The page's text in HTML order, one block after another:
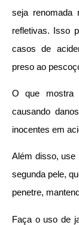
seja renomada
refletivas. Isso
casos de
preso ao
O que mostra
causando
inocentes em
Além disso, use
segunda pele,
penetre,
Faça o uso de